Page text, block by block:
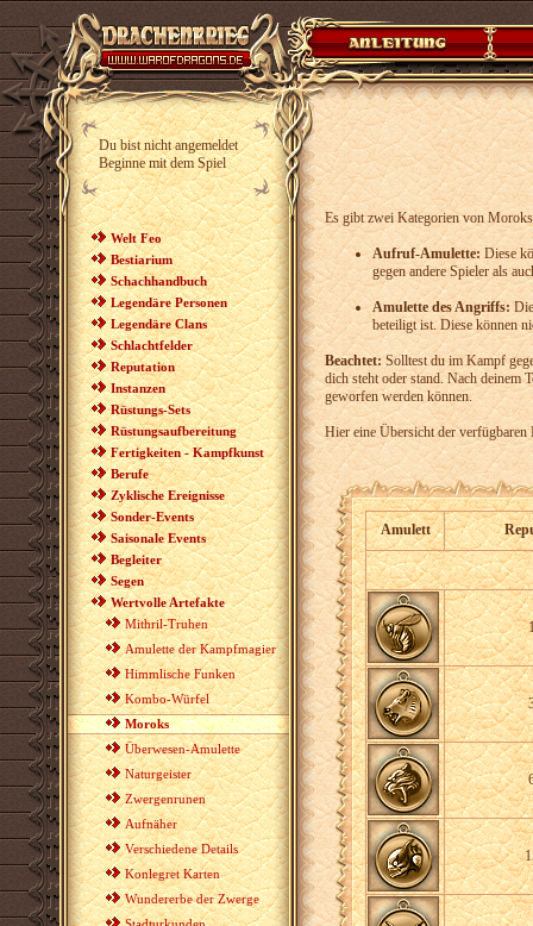
Du bist nicht angemeldet
Beginne mit dem Spiel
Welt Feo
Bestiarium
Schachhandbuch
Legendäre Personen
Legendäre Clans
Schlachtfelder
Reputation
Instanzen
Rüstungs-Sets
Rüstungsaufbereitung
Fertigkeiten - Kampfkunst
Berufe
Zyklische Ereignisse
Sonder-Events
Saisonale Events
Begleiter
Segen
Wertvolle Artefakte
Mithril-Truhen
Amulette der Kampfmagier
Himmlische Funken
Kombo-Würfel
Moroks
Überwesen-Amulette
Naturgeister
Zwergenrunen
Aufnäher
Verschiedene Details
Konlegret Karten
Wundererbe der Zwerge
Es gibt zwei Kategorien von
Aufruf-Amulette:Diese
gegen andere Spieler als
Amulette des Angriffs:
beteiligt ist. Diese können
Beachtet:Solltest du im Kampf
dich steht oder stand. Nach deinem
geworfen werden können.
Hier eine Übersicht der
Amulett